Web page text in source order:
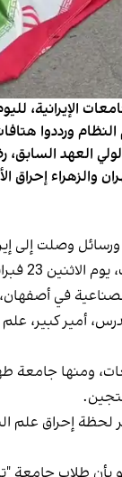
الإيرانية،
ورددوا
العهد
والزهراء إحراق
وصلت إلى
فقد
في
أمير كبير، علم
ومنها جامعة
إحراق علم